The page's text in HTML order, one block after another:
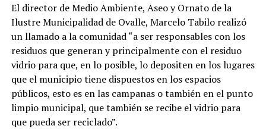
El director de Medio Ambiente, Aseo y Ornato de la
Ilustre Municipalidad de Ovalle, Marcelo Tabilo realizó
un llamado a la comunidad “a ser responsables con los
residuos que generan y principalmente con el residuo
vidrio para que, en lo posible, lo depositen en los lugares
que el municipio tiene dispuestos en los espacios
públicos, esto es en las campanas o también en el punto
limpio municipal, que también se recibe el vidrio para
que pueda ser reciclado”.